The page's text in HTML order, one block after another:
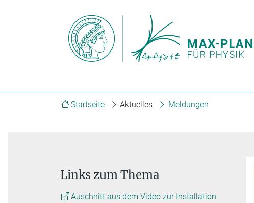
Startseite Aktuelles Meldungen
Links zum Thema
Auschnitt aus dem Video zur Installation